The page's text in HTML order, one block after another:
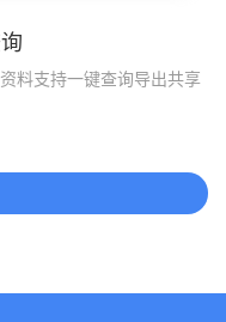
料支持一键查询导出共享